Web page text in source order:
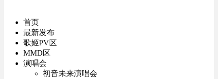
首页
最新发布
歌姬PV区
MMD区
演唱会
初音未来演唱会